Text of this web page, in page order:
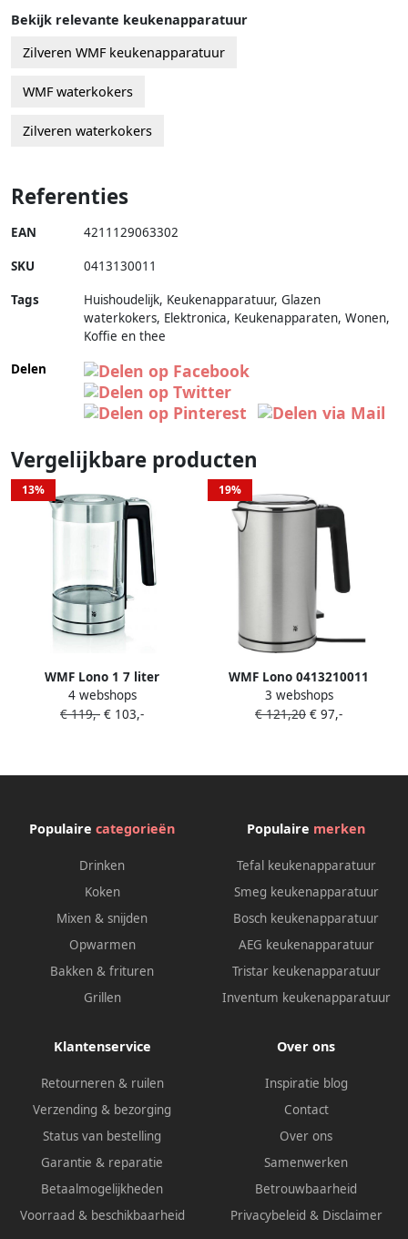
Bekijk relevante keukenapparatuur
Zilveren WMF keukenapparatuur
WMF waterkokers
Zilveren waterkokers
Referenties
EAN 4211129063302
SKU 0413130011
Tags
Huishoudelijk, Keukenapparatuur, Glazen
waterkokers, Elektronica, Keukenapparaten, Wonen,
Koffie en thee
Delen
Vergelijkbare producten
13%
WMF Lono 1 7 liter
Waterkoker Transparant
4 webshops
€ 119,- € 103,-
19%
WMF Lono 0413210011
Dubbelwandige waterkoker
3 webshops
€ 121,20 € 97,-
Populaire categorieën
Drinken
Koken
Mixen & snijden
Opwarmen
Bakken & frituren
Grillen
Populaire merken
Tefal keukenapparatuur
Smeg keukenapparatuur
Bosch keukenapparatuur
AEG keukenapparatuur
Tristar keukenapparatuur
Inventum keukenapparatuur
Klantenservice
Retourneren & ruilen
Verzending & bezorging
Status van bestelling
Garantie & reparatie
Betaalmogelijkheden
Voorraad & beschikbaarheid
Over ons
Inspiratie blog
Contact
Over ons
Samenwerken
Betrouwbaarheid
Privacybeleid & Disclaimer